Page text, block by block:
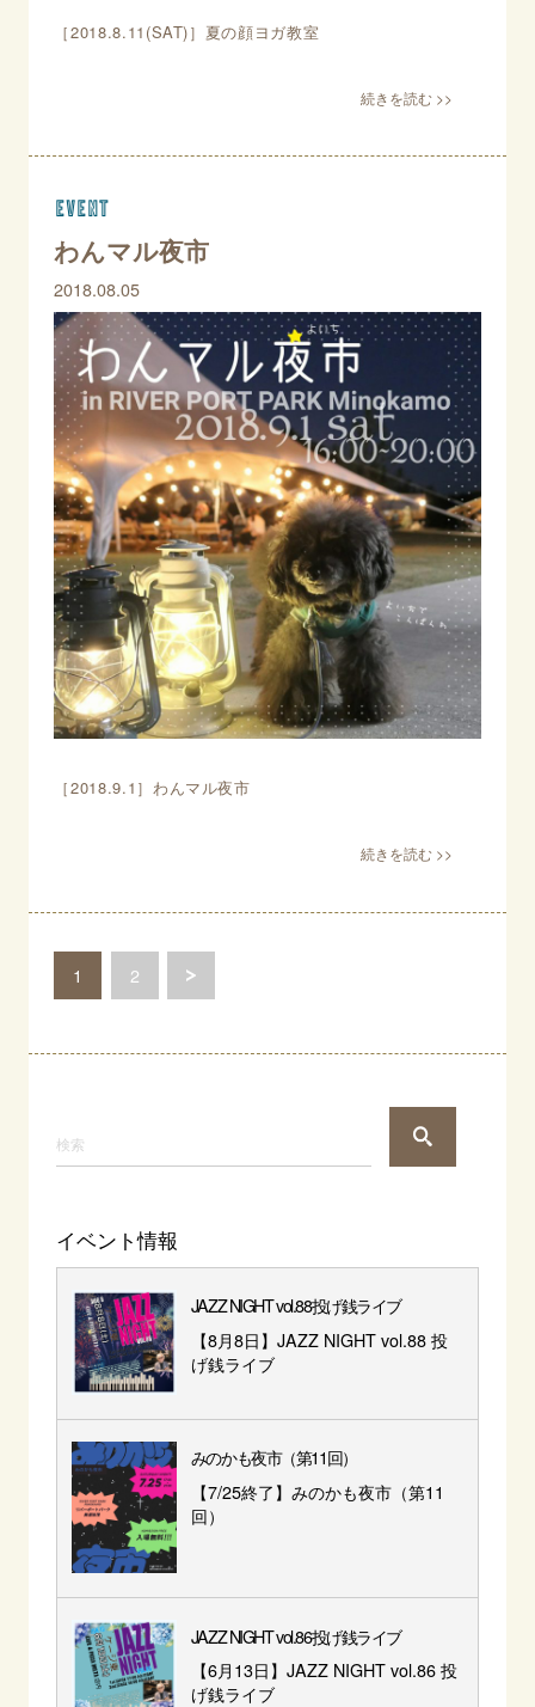
［2018.8.11(SAT)］夏の顔ヨガ教室
event
わんマル夜市
2018.08.05
［2018.9.1］わんマル夜市
1 2
イベント情報
JAZZ NIGHT vol.88投げ銭ライブ
【8月8日】JAZZ NIGHT vol.88 投
げ銭ライブ
みのかも夜市（第11回）
【7/25終了】みのかも夜市（第11
回）
JAZZ NIGHT vol.86投げ銭ライブ
【6月13日】JAZZ NIGHT vol.86 投
げ銭ライブ